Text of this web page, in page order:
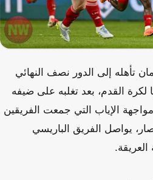
تأهله إلى الدور نصف النهائي
القدم، بعد تغلبه على ضيفه
الإياب التي جمعت الفريقين
يواصل الفريق الباريسي
العريقة.